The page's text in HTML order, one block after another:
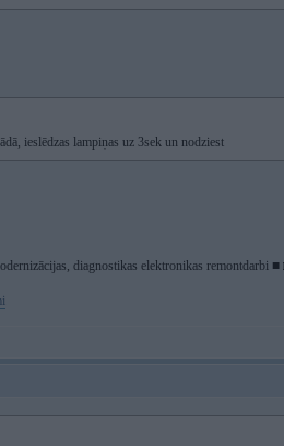
ieslēdzas lampiņas uz 3sek un nodziest
diagnostikas elektronikas remontdarbi ■